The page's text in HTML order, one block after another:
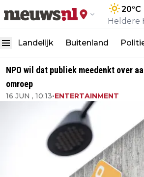
20°C
Heldere
Landelijk Buitenland
NPO wil dat publiek meedenkt over
omroep
16 JUN , 10:13•ENTERTAINMENT